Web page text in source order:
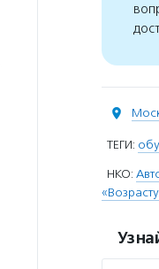
ТЕГИ:
НКО: